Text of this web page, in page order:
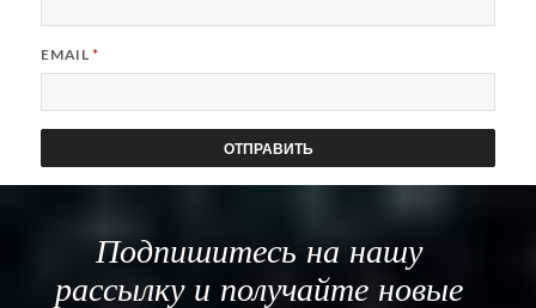
EMAIL*
Подпишитесь на нашу
рассылку и получайте новые